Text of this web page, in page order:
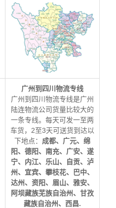
广州到四川物流专线
广州到四川物流专线是广州
陆连物流公司货量比较大的
一条专线。每天可发一至两
车货，2至3天可送货到达以
下地点： 成都、广元、绵
阳、德阳、南充、广安、遂
宁、内江、乐山、自贡、泸
州、宜宾、攀枝花、巴中、
达州、资阳、眉山、雅安、
阿坝藏族芜族自治州、甘孜
藏族自治州、西昌.